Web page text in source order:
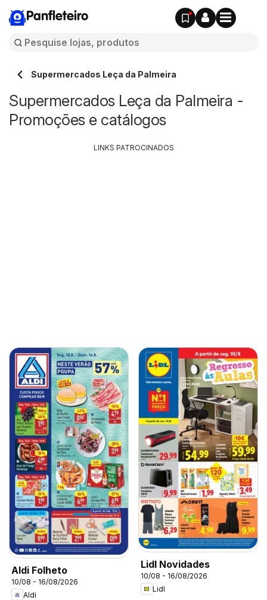
Panfleteiro
Supermercados Leça da Palmeira
Supermercados Leça da Palmeira -
Promoções e catálogos
Aldi Folheto
10/08 - 16/08/2026
Aldi
Lidl Novidades
10/08 - 16/08/2026
Lidl
LINKS PATROCINADOS